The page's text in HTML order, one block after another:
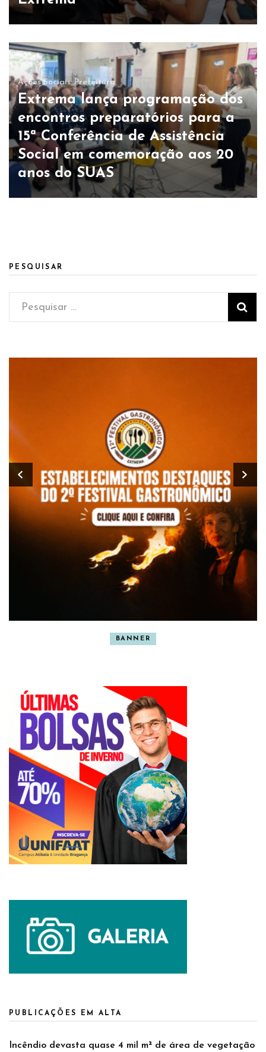
Ações Sociais Prefeitura
Extrema lança programação dos
encontros preparatórios para a
15ª Conferência de Assistência
Social em comemoração aos 20
anos do SUAS
PESQUISAR
Pesquisar
por:
BANNER
PUBLICAÇÕES EM ALTA
Incêndio devasta quase 4 mil m² de área de vegetação